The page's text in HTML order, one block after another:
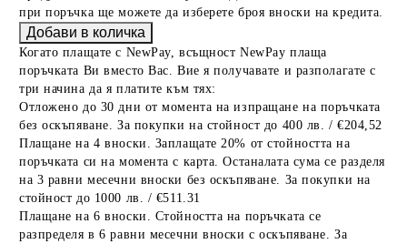
при поръчка ще можете да изберете броя вноски на кредита.
Когато плащате с NewPay, всъщност NewPay плаща
поръчката Ви вместо Вас. Вие я получавате и разполагате с
три начина да я платите към тях:
Отложено до 30 дни от момента на изпращане на поръчката
без оскъпяване. За покупки на стойност до 400 лв. / €204,52
Плащане на 4 вноски. Заплащате 20% от стойността на
поръчката си на момента с карта. Останалата сума се разделя
на 3 равни месечни вноски без оскъпяване. За покупки на
стойност до 1000 лв. / €511.31
Плащане на 6 вноски. Стойността на поръчката се
разпределя в 6 равни месечни вноски с оскъпяване. За